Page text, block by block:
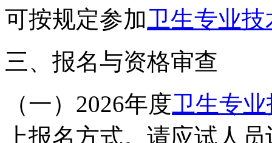
可按规定参加卫生专业
三、报名与资格审查
（一）2026年度卫生专
上报名方式。请应试人